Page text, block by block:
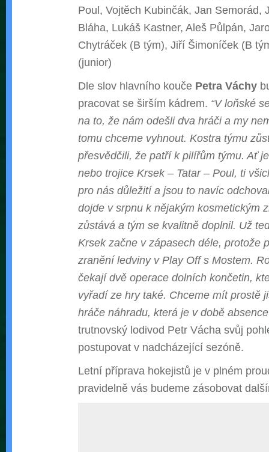
Poul, Vojtěch Kubinčák, Jan Semorád,
Bláha, Lukáš Kastner, Aleš Půlpán,
Chytráček (B tým), Jiří Šimoníček (B
(junior)
Dle slov hlavního kouče Petra Váchy
pracovat se širším kádrem. “V loňské
na to, že nám odešli dva hráči a my
tomu chceme vyhnout. Kostra týmu
přesvědčili, že patří k pilířům týmu. Ať
nebo trojice Krsek – Tatar – Poul, ti
pro nás důležití a jsou to navíc
dojde v srpnu k nějakým kosmetickým
zůstává a tým se kvalitně doplnil. Už
Krsek začne v zápasech déle, protože
zranění ledviny v Play Off s Mostem.
čekají dvě operace dolních končetin,
vyřadí ze hry také. Chceme mít prostě
hráče náhradu, která je v době
trutnovský lodivod Petr Vácha svůj
postupovat v nadcházející sezóně.
Letní příprava hokejistů je v plném
pravidelně vás budeme zásobovat